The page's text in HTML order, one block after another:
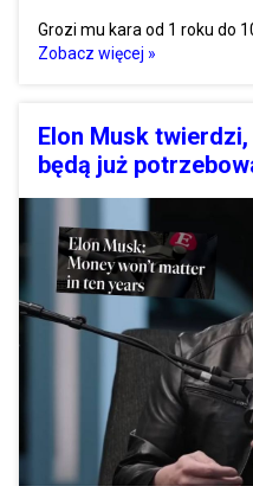
Grozi mu kara od 1 roku do
Zobacz więcej »
Elon Musk
będą już